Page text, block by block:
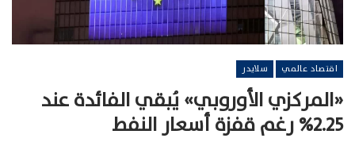
اقتصاد عالمي سلايدر
«المركزي الأوروبي» يُبقي الفائدة عند
2.25% رغم قفزة أسعار النفط